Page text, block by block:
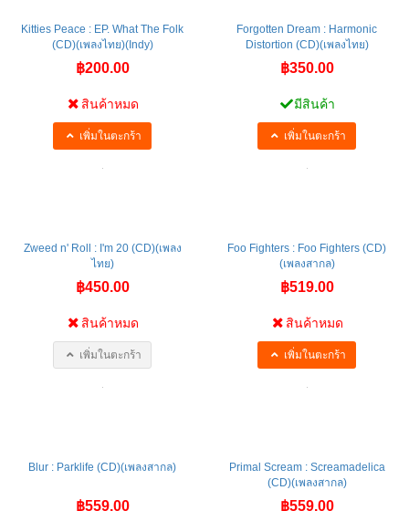
Kitties Peace : EP. What The Folk
฿200.00
สินค้าหมด
เพิ่มในตะกร้า
Forgotten Dream : Harmonic
฿350.00
มีสินค้า
เพิ่มในตะกร้า
Zweed n' Roll : I'm 20 (CD)(เพลง
฿450.00
สินค้าหมด
เพิ่มในตะกร้า
Foo Fighters : Foo Fighters (CD)
฿519.00
สินค้าหมด
เพิ่มในตะกร้า
Blur : Parklife (CD)(เพลงสากล)
Primal Scream : Screamadelica